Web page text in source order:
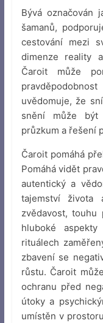
Bývá označován
šamanů,
cestování mezi
dimenze reality
Čaroit může
uvědomuje, že
snění může být
průzkum a řešení
Čaroit pomáhá
Pomáhá vidět
autentický a
tajemství života
zvědavost,
hluboké
rituálech
zbavení se
růstu. Čaroit
ochranu před
útoky a
umístěn v